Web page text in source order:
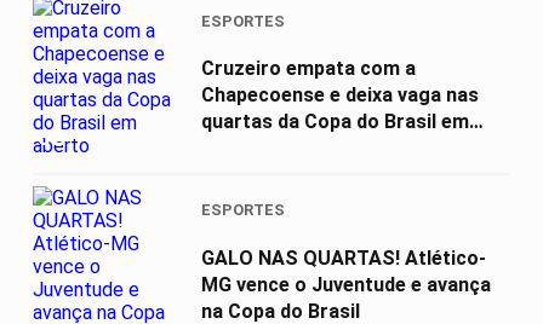
02
ESPORTES
Cruzeiro empata com a
Chapecoense e deixa vaga nas
quartas da Copa do Brasil em
ESPORTES
GALO NAS QUARTAS! Atlético-
MG vence o Juventude e avança
na Copa do Brasil